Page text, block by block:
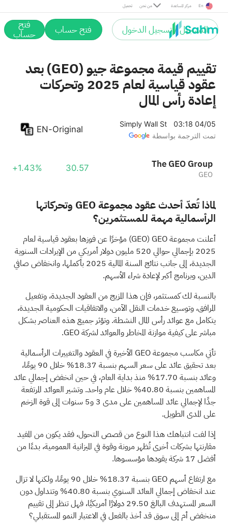
تحميل من نحن مركز المساعدة En
التسجيل / تسجيل الدخول فتح حساب فتح
حساب
تقييم قيمة مجموعة جيو (GEO) بعد
عقود قياسية لعام 2025 وتحركات
إعادة رأس المال
Simply Wall St
03:18 04/05
تمت الترجمة بواسطة
EN-Original
The GEO Group
GEO
30.57
+1.43%
لماذا تُعدّ أحدث عقود مجموعة GEO وتحركاتها
الرأسمالية مهمة للمستثمرين؟
أعلنت مجموعة GEO (GEO) مؤخرًا عن فوزها بعقود قياسية لعام
2025 بإجمالي حوالي 520 مليون دولار أمريكي من الإيرادات السنوية
الجديدة، إلى جانب نتائج السنة المالية 2025 بأكملها، وانخفاض صافي
الدين، وبرنامج أكبر لإعادة شراء الأسهم.
بالنسبة لك كمستثمر، فإن هذا المزيج من العقود الجديدة، وتفعيل
المرافق، وتوسيع خدمات النقل الآمن، والاتفاقيات الحكومية الجديدة،
يتكامل مع عوائد رأس المال النشطة. وتؤثر جميع هذه العناصر بشكل
مباشر على كيفية موازنة المخاطر والعوائد لشركة GEO.
تأتي مكاسب مجموعة GEO الأخيرة في العقود والتغييرات الرأسمالية
بعد تحقيق عائد على سعر السهم بنسبة 18.37% خلال 90 يومًا،
وعائد بنسبة 17.70% منذ بداية العام، في حين انخفض إجمالي عائد
المساهمين بنسبة 40.80% خلال عام واحد. وتشير العوائد المرتفعة
جدًا لإجمالي عائد المساهمين على مدى 3 و5 سنوات إلى قوة الزخم
على المدى الطويل.
إذا لفت انتباهك هذا النوع من قصص التحول، فقد يكون من المفيد
مقارنتها بشركات أخرى تُظهر مرونة وقوة في الميزانية العمومية، بدءًا من
أفضل 17 شركة يقودها مؤسسوها.
مع ارتفاع أسهم GEO بنسبة 18.37% خلال 90 يومًا، ولكنها لا تزال
عند انخفاض إجمالي العائد السنوي بنسبة 40.80% وتتداول دون
السعر المستهدف البالغ 29.50 دولارًا أمريكيًا، فهل تنظر إلى تقييم
منخفض أم إلى سوق قد أخذ بالفعل في الاعتبار النمو المستقبلي؟